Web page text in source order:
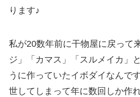
ります♪
私が20数年前に干物屋に戻って
ジ」「カマス」「スルメイカ」
うに作っていたイボダイなんで
世してしまって年に数回しか作